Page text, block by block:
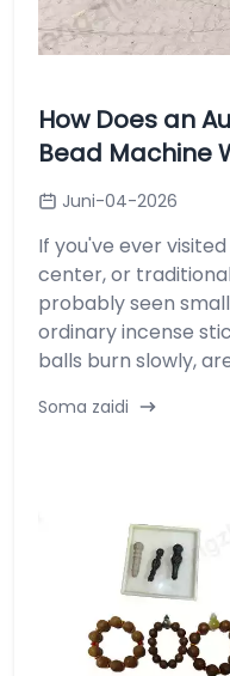
How Does an
Bead Machine
Juni-04-2026
If you've ever
center, or
probably seen
ordinary incense
balls burn slowly,
Soma zaidi